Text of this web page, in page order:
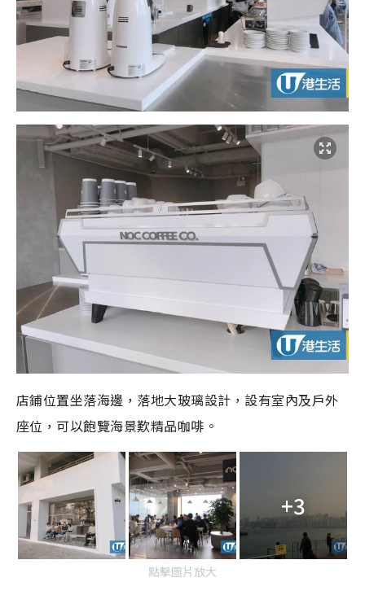
店鋪位置坐落海邊，落地大玻璃設計，設有室內及戶外
座位，可以飽覽海景歎精品咖啡。
+3
點擊圖片放大